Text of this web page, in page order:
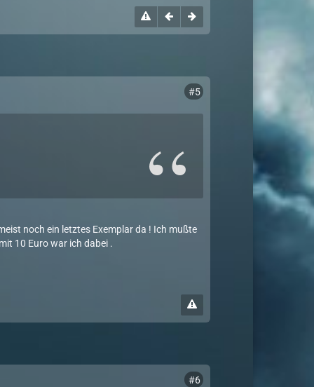
#5
noch ein letztes Exemplar da ! Ich mußte
10 Euro war ich dabei .
#6